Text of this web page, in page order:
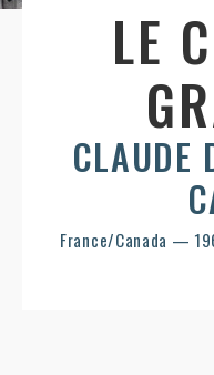
LE
CLAUDE
France/Canada —